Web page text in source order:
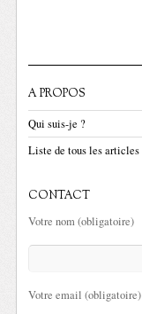
A PROPOS
Qui suis-je ?
Liste de tous les articles
CONTACT
Votre nom (obligatoire)
Votre email (obligatoire)